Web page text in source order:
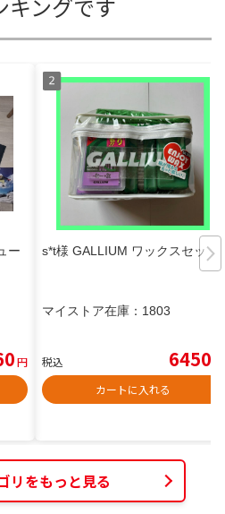
キングです
ー
円
s*t様 GALLIUM ワックスセット
マイストア在庫： 1803
税込 6450
カートに入れる
リをもっと見る